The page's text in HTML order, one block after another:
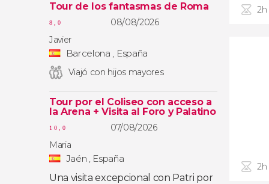
Tour de los fantasmas de Roma
8,0
08/08/2026
Javier
Barcelona , España
Viajó con hijos mayores
Tour por el Coliseo con acceso a
la Arena + Visita al Foro y Palatino
10,0
07/08/2026
Maria
Jaén , España
Una visita excepcional con Patri por
2h
2h